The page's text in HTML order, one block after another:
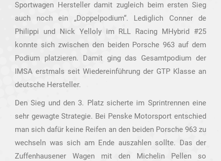
Sportwagen Hersteller damit zugleich beim ersten Sieg
auch noch ein „Doppelpodium“. Lediglich Conner de
Philippi und Nick Yelloly im RLL Racing MHybrid #25
konnte sich zwischen den beiden Porsche 963 auf dem
Podium platzieren. Damit ging das Gesamtpodium der
IMSA erstmals seit Wiedereinführung der GTP Klasse an
deutsche Hersteller.
Den Sieg und den 3. Platz sicherte im Sprintrennen eine
sehr gewagte Strategie. Bei Penske Motorsport entschied
man sich dafür keine Reifen an den beiden Porsche 963 zu
wechseln was sich am Ende auszahlen sollte. Das der
Zuffenhausener Wagen mit den Michelin Pellen so